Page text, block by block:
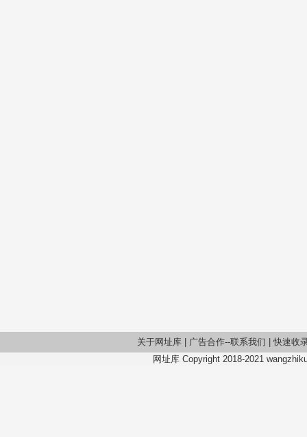
关于网址库 广告合作--联系我们
快速收
网址库 Copyright 2018-2021